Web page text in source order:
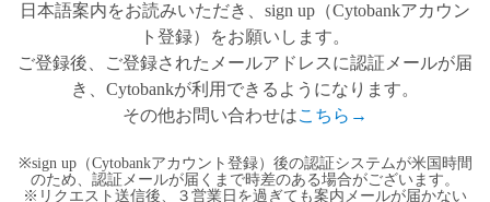
日本語案内をお読みいただき、sign up（Cytobankアカウン
ト登録）をお願いします。
ご登録後、ご登録されたメールアドレスに認証メールが届
き、Cytobankが利用できるようになります。
その他お問い合わせはこちら→
※sign up（Cytobankアカウント登録）後の認証システムが米国時間
のため、認証メールが届くまで時差のある場合がございます。
※リクエスト送信後、３営業日を過ぎても案内メールが届かない